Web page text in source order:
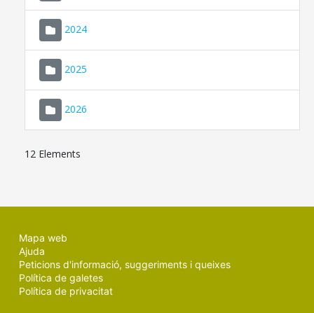
2024
2025
2026
12 Elements
Mapa web
Ajuda
Peticions d'informació, suggeriments i queixes
Política de galetes
Política de privacitat